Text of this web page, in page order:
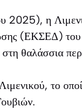
2025), η
(ΕΚΣΕΔ)
θαλάσσια
το